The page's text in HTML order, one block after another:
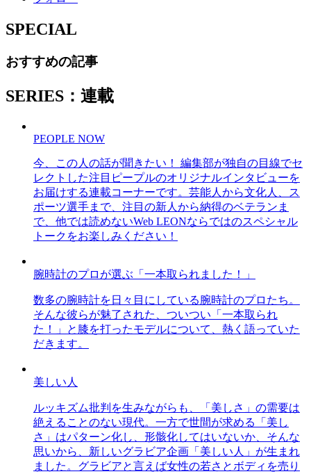
SPECIAL
おすすめの記事
SERIES：連載
PEOPLE NOW
今、この人の話が聞きたい！ 編集部が独自の目線でセ
レクトした注目ピープルのオリジナルインタビューを
お届けする連載コーナーです。芸能人から文化人、ス
ポーツ選手まで、注目の新人から納得のベテランま
で、他では読めないWeb LEONならではのスペシャル
トークをお楽しみください！
腕時計のプロが選ぶ「一本取られました！」
数多の腕時計を日々目にしている腕時計のプロたち。
そんな彼らが魅了された、ついつい「一本取られ
た！」と膝を打ったモデルについて、熱く語っていた
だきます。
美しい人
ルッキズム批判を生みながらも、「美しさ」の需要は
絶えることのない現代。一方で世間が求める「美し
さ」はパターン化し、形骸化してはいないか、そんな
思いから、新しいグラビア企画「美しい人」が生まれ
ました。グラビアと言えば女性の若さとボディを売り